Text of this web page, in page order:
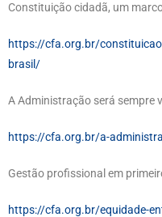
Constituição cidadã, um
https://cfa.org.br/
brasil/
A Administração será sempre
https://cfa.org.br/a-
Gestão profissional em
https://cfa.org.br/equidade-